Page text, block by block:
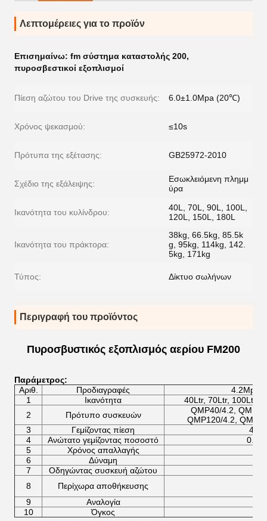
Λεπτομέρειες για το προϊόν
Επισημαίνω: fm σύστημα καταστολής 200,
πυροσβεστικοί εξοπλισμοί
Πίεση αζώτου του Drive της συσκευής: 6.0±1.0Mpa (20℃)
Χρόνος ψεκασμού: ≤10s
Πρότυπα της εξέτασης: GB25972-2010
Σχέδιο της εξάλειψης:
Εσωκλειόμενη πλημμ
ύρα
Ικανότητα του κυλίνδρου:
40L, 70L, 90L, 100L,
120L, 150L, 180L
Ικανότητα του πράκτορα:
38kg, 66.5kg, 85.5k
g, 95kg, 114kg, 142.
5kg, 171kg
Τύπος: Δίκτυο σωλήνων
Περιγραφή του προϊόντος
Πυροσβυστικός εξοπλισμός αερίου FM200
Παράμετρος:
Αριθ.
Προδιαγραφές
4.2Mpa
1
Ικανότητα
40Ltr, 70Ltr, 100Ltr,
2
Πρότυπο συσκευών
QMP40/4.2,
QMP120/4.2,
3
Γεμίζοντας πίεση
4
Ανώτατο γεμίζοντας ποσοστό
5
Χρόνος απαλλαγής
6
Δύναμη
7
Οδηγώντας συσκευή αζώτου
8
Περίχωρα αποθήκευσης
9
Αναλογία
10
Όγκος